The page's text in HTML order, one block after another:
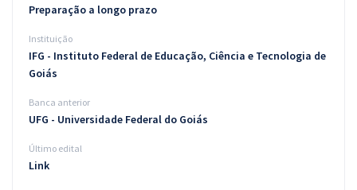
Blog
Aprovados
Preparação a longo prazo
Instituição
IFG - Instituto Federal de Educação, Ciência e Tecnologia de
Goiás
Banca anterior
UFG - Universidade Federal do Goiás
Último edital
Link